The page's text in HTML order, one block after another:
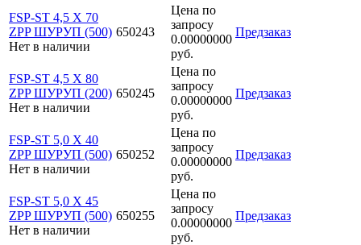
FSP-ST 4,5 X 70
ZPP ШУРУП (500)
Нет в наличии
650243
Цена по
запросу
0.00000000
руб.
Предзаказ
FSP-ST 4,5 X 80
ZPP ШУРУП (200)
Нет в наличии
650245
Цена по
запросу
0.00000000
руб.
Предзаказ
FSP-ST 5,0 X 40
ZPP ШУРУП (500)
Нет в наличии
650252
Цена по
запросу
0.00000000
руб.
Предзаказ
FSP-ST 5,0 X 45
ZPP ШУРУП (500)
Нет в наличии
650255
Цена по
запросу
0.00000000
руб.
Предзаказ